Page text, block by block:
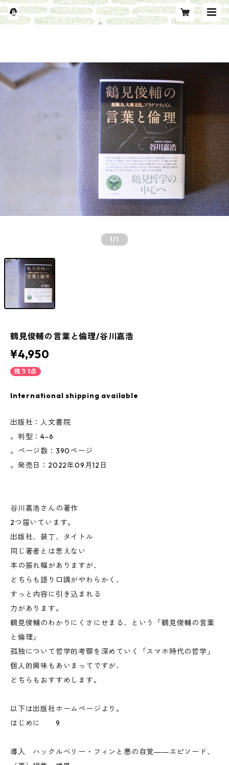
1/1
鶴見俊輔の言葉と倫理/谷川嘉浩
¥4,950
残り1点
International shipping available
出版社：人文書院
。判型：4-6
。ページ数：390ページ
。発売日：2022年09月12日
谷川嘉浩さんの著作
2つ届いています。
出版社、装丁、タイトル
同じ著者とは思えない
本の振れ幅がありますが、
どちらも語り口調がやわらかく、
すっと内容に引き込まれる
力があります。
鶴見俊輔のわかりにくさにせまる、という「鶴見俊輔の言葉
と倫理」
孤独について哲学的考察を深めていく「スマホ時代の哲学」
個人的興味もあいまってですが、
どちらもおすすめします。
以下は出版社ホームページより。
はじめに 9
導入 ハックルベリー・フィンと悪の自覚――エピソード、